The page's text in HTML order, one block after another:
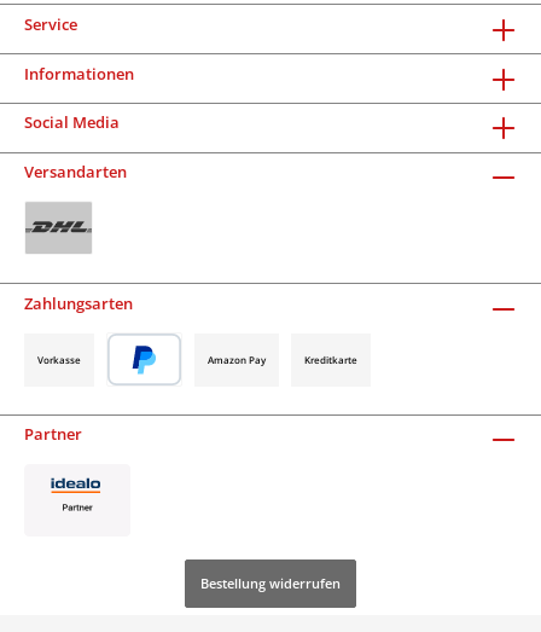
Service
Informationen
Social Media
Versandarten
Zahlungsarten
Vorkasse Amazon Pay Kreditkarte
Partner
Bestellung widerrufen